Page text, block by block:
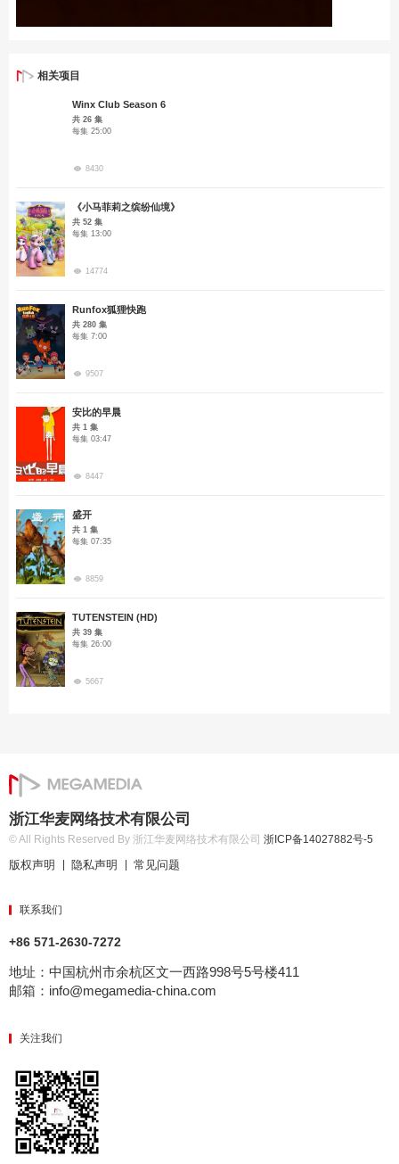
相关项目
Winx Club Season 6
共 26 集
每集 25:00
8430
《小马菲莉之缤纷仙境》
共 52 集
每集 13:00
14774
Runfox狐狸快跑
共 280 集
每集 7:00
9507
安比的早晨
共 1 集
每集 03:47
8447
盛开
共 1 集
每集 07:35
8859
TUTENSTEIN (HD)
共 39 集
每集 26:00
5667
浙江华麦网络技术有限公司
© All Rights Reserved By 浙江华麦网络技术有限公司 浙ICP备14027882号-5
版权声明 隐私声明 常见问题
联系我们
+86 571-2630-7272
地址：中国杭州市余杭区文一西路998号5号楼411
邮箱：info@megamedia-china.com
关注我们